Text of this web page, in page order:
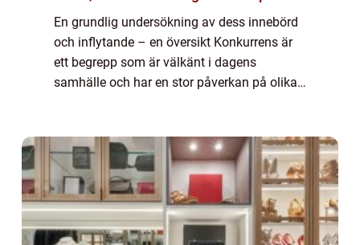
En grundlig undersökning av dess innebörd
och inflytande – en översikt Konkurrens är
ett begrepp som är välkänt i dagens
samhälle och har en stor påverkan på olika
ut...